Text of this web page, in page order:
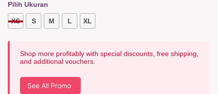
Detail Outer
Opnaisel
Kombinasi & Detail : Katun Poliester Dobi Coklat, Katun Poliester
Abu-Abu,
Pilih Ukuran
XS S M L XL
Shop more profitably with special discounts, free shipping,
and additional vouchers.
See All Promo